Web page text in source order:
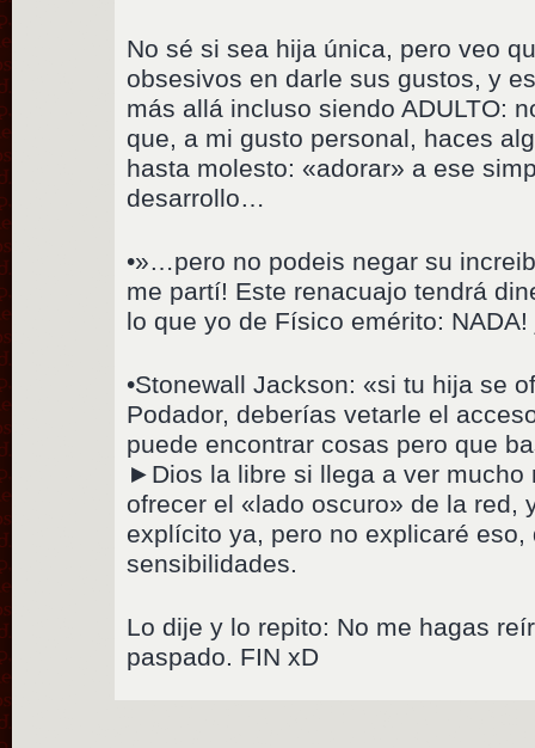
No sé si sea hija única, pero veo
obsesivos en darle sus gustos, y
más allá incluso siendo ADULTO:
que, a mi gusto personal, haces
hasta molesto: «adorar» a ese
desarrollo…
•»…pero no podeis negar su
me partí! Este renacuajo tendrá
lo que yo de Físico emérito: NADA!
•Stonewall Jackson: «si tu hija se
Podador, deberías vetarle el
puede encontrar cosas pero que
►Dios la libre si llega a ver mucho
ofrecer el «lado oscuro» de la red,
explícito ya, pero no explicaré
sensibilidades.
Lo dije y lo repito: No me hagas
paspado. FIN xD